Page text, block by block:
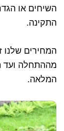
השיחים או
התקינה.
המחירים שלנו
מההתחלה ועד
המלאה.